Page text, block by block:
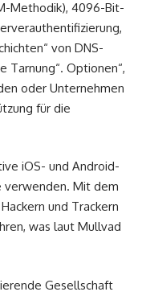
Methodik), 4096-Bit-
von DNS-
Tarnung“. Optionen“,
oder Unternehmen
für die
iOS- und Android-
verwenden. Mit dem
und Trackern
was laut Mullvad
Gesellschaft